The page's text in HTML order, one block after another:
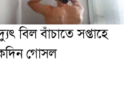
বিল বাঁচাতে সপ্তাহে
গোসল